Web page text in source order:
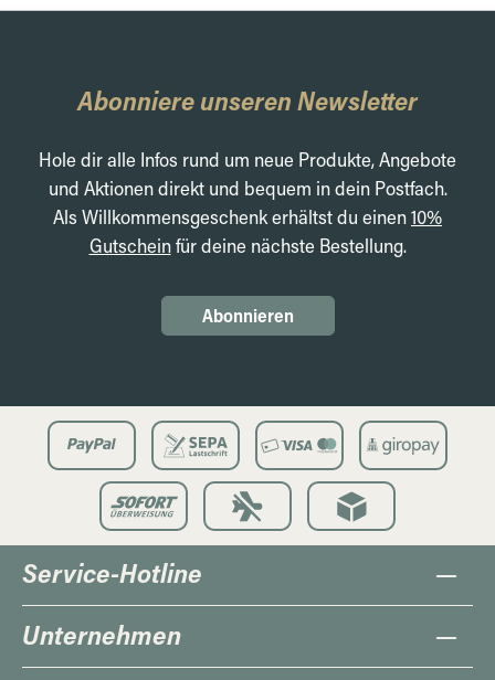
Abonniere unseren Newsletter
Hole dir alle Infos rund um neue Produkte, Angebote
und Aktionen direkt und bequem in dein Postfach.
Als Willkommensgeschenk erhältst du einen10%
Gutscheinfür deine nächste Bestellung.
Abonnieren
Service-Hotline
Unternehmen